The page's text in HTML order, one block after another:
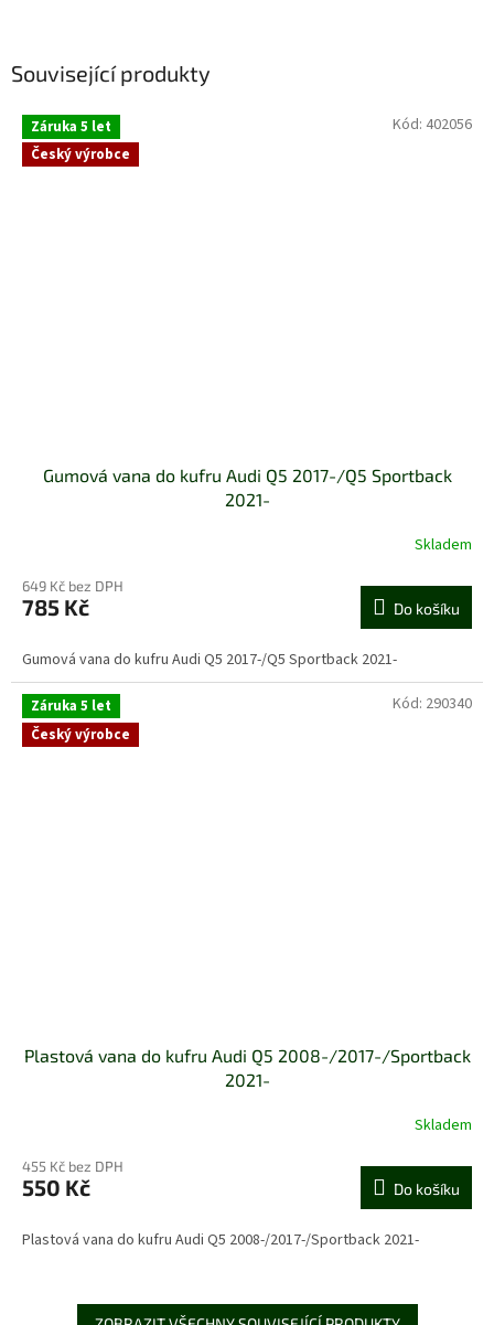
Související produkty
Záruka 5 let
Český výrobce
Gumová vana do kufru Audi Q5 2017-/Q5 Sportback
2021-
Skladem
649 Kč bez DPH
785 Kč Do košíku
Gumová vana do kufru Audi Q5 2017-/Q5 Sportback 2021-
Kód: 402056
Záruka 5 let
Český výrobce
Plastová vana do kufru Audi Q5 2008-/2017-/Sportback
2021-
Skladem
455 Kč bez DPH
550 Kč Do košíku
Plastová vana do kufru Audi Q5 2008-/2017-/Sportback 2021-
Kód: 290340